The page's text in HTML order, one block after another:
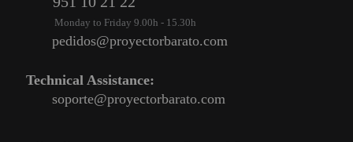
Monday to Friday 9.00h - 15.30h
pedidos@proyectorbarato.com
Technical Assistance:
soporte@proyectorbarato.com